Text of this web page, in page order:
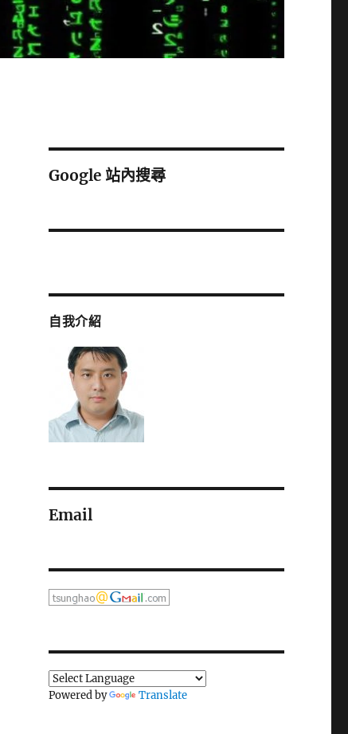
Google 站內搜尋
自我介紹
Email
Powered by Translate